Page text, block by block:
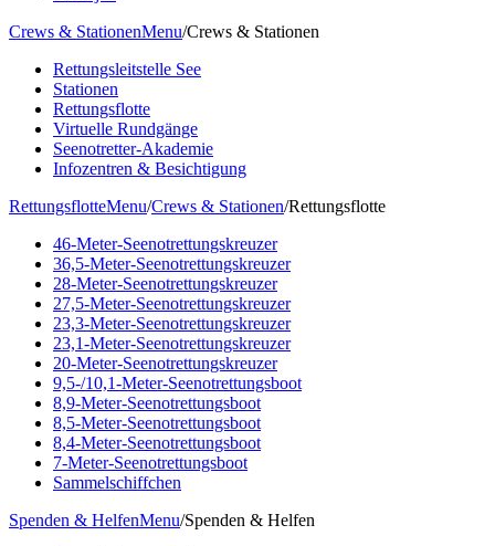
Crews & StationenMenu/Crews & Stationen
Rettungsleitstelle See
Stationen
Rettungsflotte
Virtuelle Rundgänge
Seenotretter-Akademie
Infozentren & Besichtigung
RettungsflotteMenu/Crews & Stationen/Rettungsflotte
46-Meter-Seenotrettungskreuzer
36,5-Meter-Seenotrettungskreuzer
28-Meter-Seenotrettungskreuzer
27,5-Meter-Seenotrettungskreuzer
23,3-Meter-Seenotrettungskreuzer
23,1-Meter-Seenotrettungskreuzer
20-Meter-Seenotrettungskreuzer
9,5-/10,1-Meter-Seenotrettungsboot
8,9-Meter-Seenotrettungsboot
8,5-Meter-Seenotrettungsboot
8,4-Meter-Seenotrettungsboot
7-Meter-Seenotrettungsboot
Sammelschiffchen
Spenden & HelfenMenu/Spenden & Helfen